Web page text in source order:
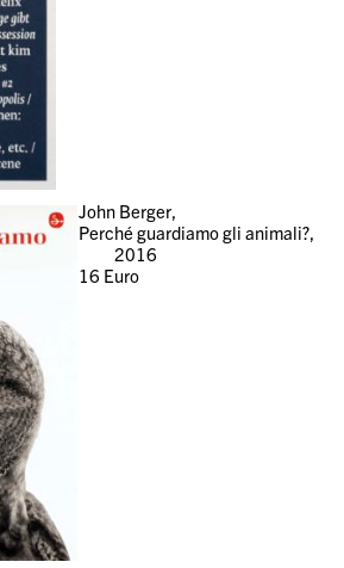
John Berger,
Perché guardiamo gli animali?,
2016
16 Euro